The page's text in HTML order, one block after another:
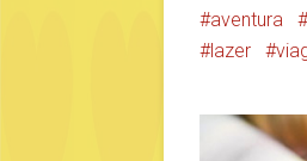
aventura
lazer